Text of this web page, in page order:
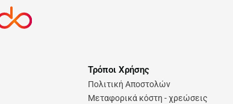
Τρόποι Χρήσης
Πολιτική Αποστολών
Μεταφορικά κόστη - χρεώσεις